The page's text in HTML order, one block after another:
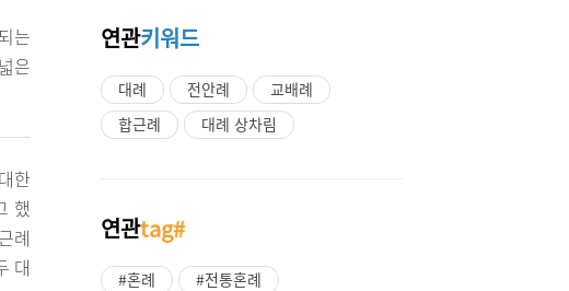
는
은
한
했
례
대
연관키워드
대례 전안례
교배례
합근례
대례 상차림
연관tag#
#혼례
#전통혼례